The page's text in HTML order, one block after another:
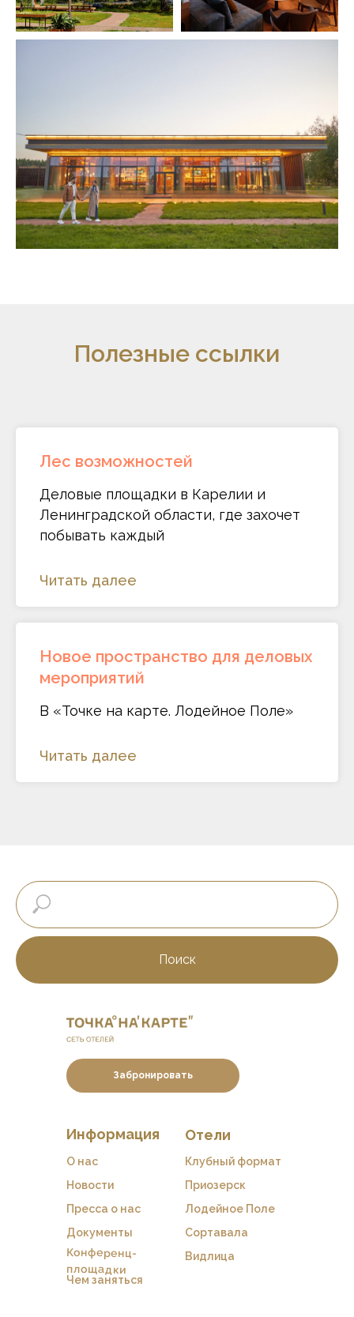
Полезные ссылки
Лес возможностей
Деловые площадки в Карелии и
Ленинградской области, где захочет
побывать каждый
Читать далее
Новое пространство для деловых
мероприятий
В «Точке на карте. Лодейное Поле»
Читать далее
Поиск
Забронировать
Отели
Информация
Чем заняться
Конференц-
площадки
Документы
Пресса о нас
Новости
Клубный формат
Видлица
Сортавала
Лодейное Поле
Приозерск
О нас